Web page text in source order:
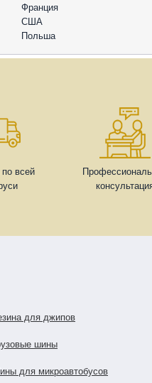
Франция
США
Польша
всей
для джипов
шины
для микроавтобусов